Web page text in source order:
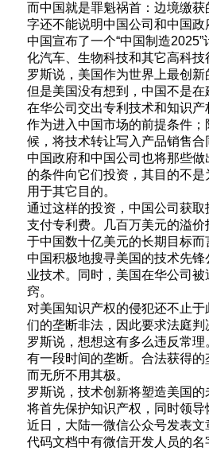
而中国就是罪魁祸首：边境缴
字还不能说明中国公司和中国政
中国宣布了一个“中国制造
化汽车、生物科技和其它高科技
罗斯说，美国作为世界上最创新
但是美国没有想到，中国不是
在华公司交出专利技术和知识
作为进入中国市场的前提条件
候，将技术转让写入产品销售合
中国政府和中国公司也将那些
的条件向它们投资，其目的不
用于其它目的。
通过这样的投资，中国公司获
支付专利费。几百万美元的溢
于中国数十亿美元的长期目标而
中国积极地搜寻美国的技术先
业技术。同时，美国在华公司
窍。
对美国知识产权的侵犯还不止
们的垄断非法，因此要求法庭判
罗斯说，想想这有多么违反常
有一段时间的垄断。合法获得
而无所不用其极。
罗斯说，技术创新将塑造美国
将首先保护知识产权，同时领导
近日，大陆一微信公众号发表
代码文档中有微信开发人员的名